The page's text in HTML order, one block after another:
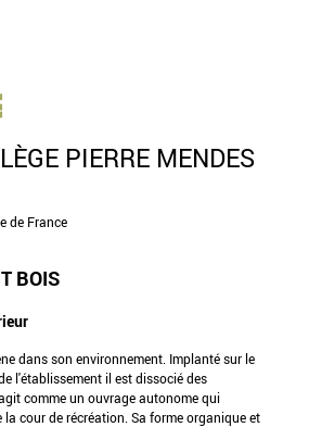
PIERRE MENDES
de France
BOIS
dans son environnement. Implanté sur le
l'établissement il est dissocié des
comme un ouvrage autonome qui
cour de récréation. Sa forme organique et